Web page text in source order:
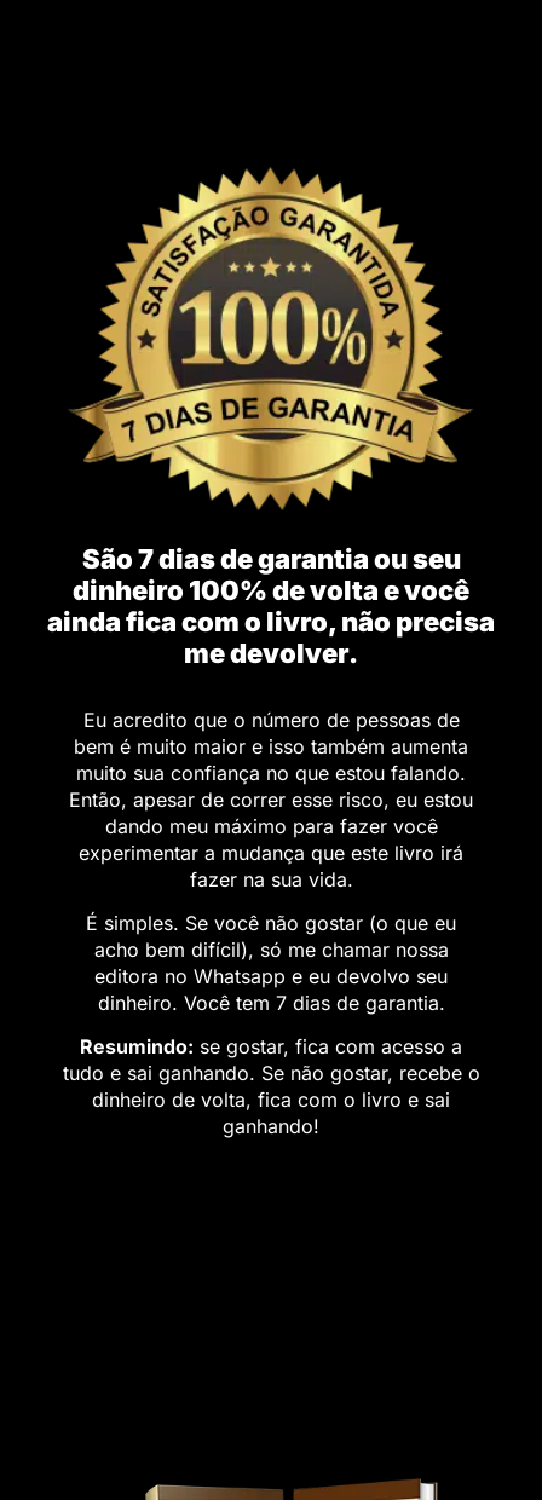
São 7 dias de garantia ou seu
dinheiro 100% de volta e você
ainda fica com o livro, não precisa
me devolver.
Eu acredito que o número de pessoas de
bem é muito maior e isso também aumenta
muito sua confiança no que estou falando.
Então, apesar de correr esse risco, eu estou
dando meu máximo para fazer você
experimentar a mudança que este livro irá
fazer na sua vida.
É simples. Se você não gostar (o que eu
acho bem difícil), só me chamar nossa
editora no Whatsapp e eu devolvo seu
dinheiro. Você tem 7 dias de garantia.
Resumindo: se gostar, fica com acesso a
tudo e sai ganhando. Se não gostar, recebe o
dinheiro de volta, fica com o livro e sai
ganhando!